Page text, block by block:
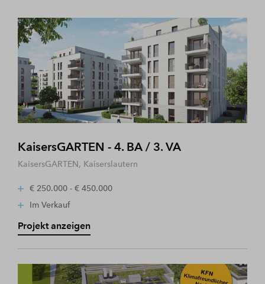
KaisersGARTEN - 4. BA / 3. VA
KaisersGARTEN, Kaiserslautern
€ 250.000 - € 450.000
Im Verkauf
Projekt anzeigen